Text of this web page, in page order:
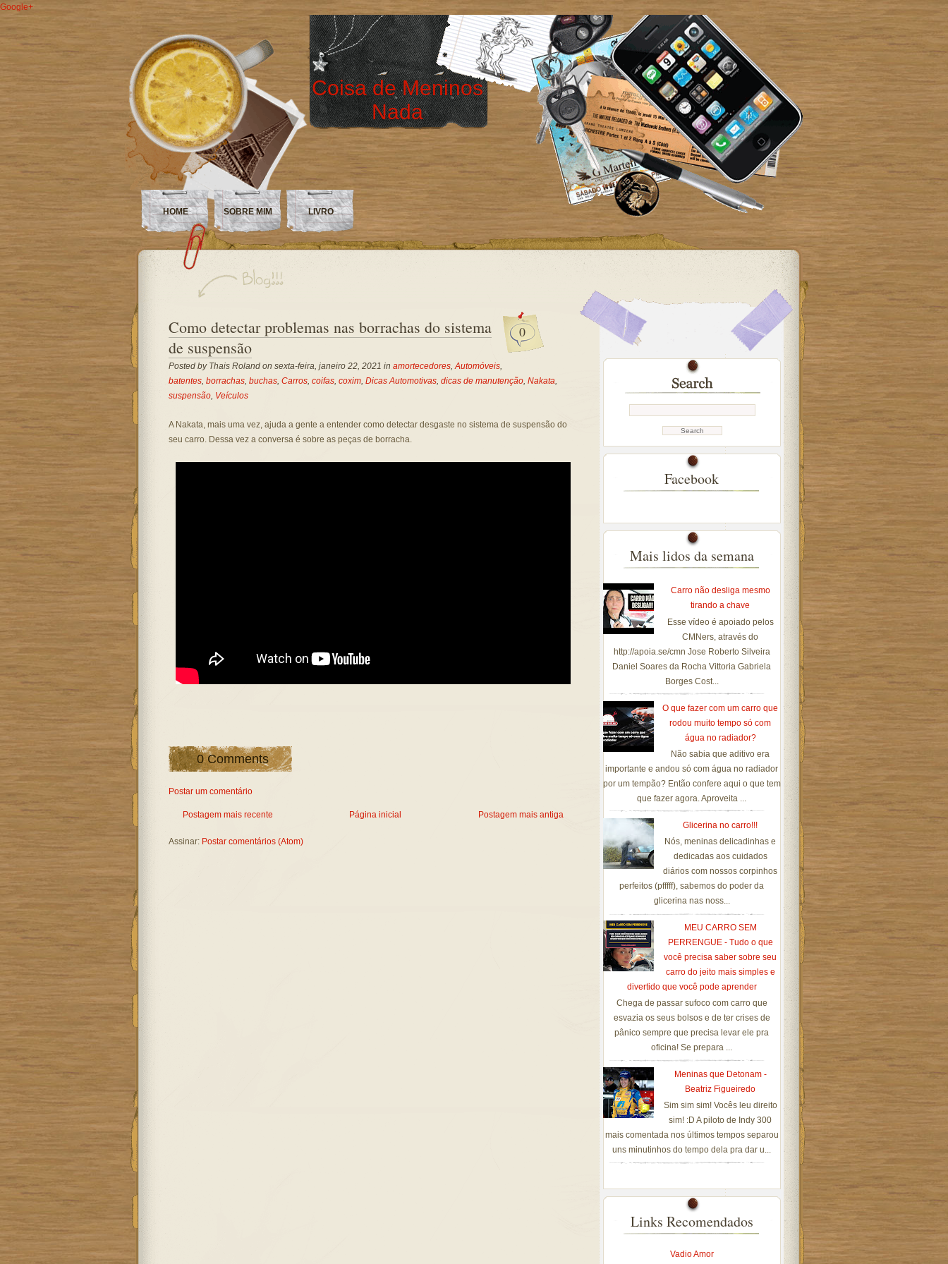
Google+
Coisa de Meninos
Nada
HOME SOBRE MIM LIVRO
0
Como detectar problemas nas borrachas do sistema
de suspensão
Posted by Thais Rolandon sexta-feira, janeiro 22, 2021 in amortecedores,Automóveis,
batentes, borrachas, buchas, Carros, coifas, coxim, Dicas Automotivas, dicas de manutenção, Nakata,
suspensão, Veículos
A Nakata, mais uma vez, ajuda a gente a entender como detectar desgaste no sistema de suspensão do
seu carro. Dessa vez a conversa é sobre as peças de borracha.
0 Comments
Postar um comentário
Postagem mais recente Postagem mais antiga
Página inicial
Assinar: Postar comentários (Atom)
Facebook
Mais lidos da semana
Carro não desliga mesmo
tirando a chave
Esse vídeo é apoiado pelos
CMNers, através do
http://apoia.se/cmn Jose Roberto Silveira
Daniel Soares da Rocha Vittoria Gabriela
Borges Cost...
O que fazer com um carro que
rodou muito tempo só com
água no radiador?
Não sabia que aditivo era
importante e andou só com água no radiador
por um tempão? Então confere aqui o que tem
que fazer agora. Aproveita ...
Glicerina no carro!!!
Nós, meninas delicadinhas e
dedicadas aos cuidados
diários com nossos corpinhos
perfeitos (pfffff), sabemos do poder da
glicerina nas noss...
MEU CARRO SEM
PERRENGUE - Tudo o que
você precisa saber sobre seu
carro do jeito mais simples e
divertido que você pode aprender
Chega de passar sufoco com carro que
esvazia os seus bolsos e de ter crises de
pânico sempre que precisa levar ele pra
oficina! Se prepara ...
Meninas que Detonam -
Beatriz Figueiredo
Sim sim sim! Vocês leu direito
sim! :D A piloto de Indy 300
mais comentada nos últimos tempos separou
uns minutinhos do tempo dela pra dar u...
Links Recomendados
Vadio Amor